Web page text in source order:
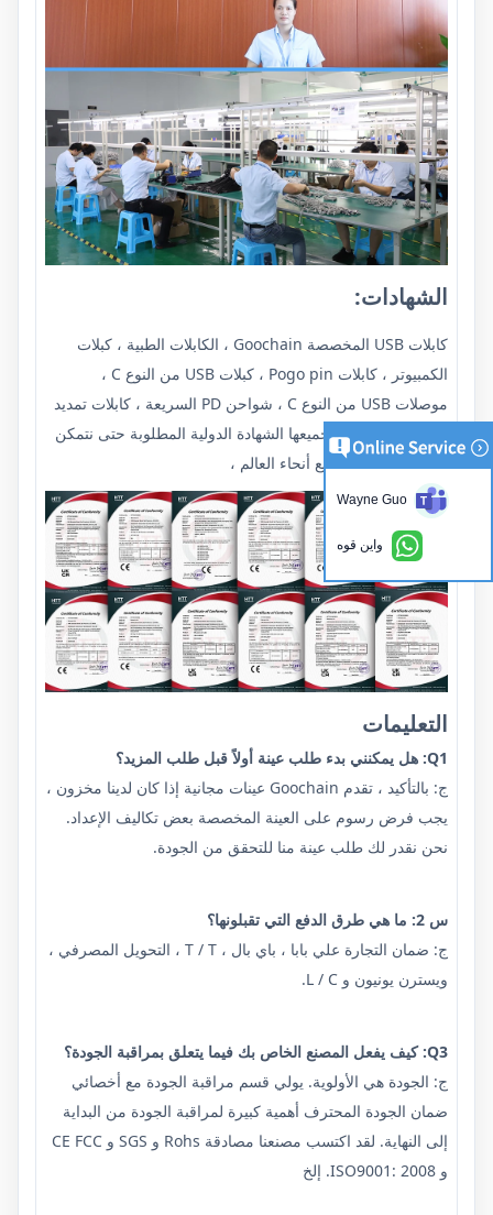
الشهادات:
كابلات USB المخصصة Goochain ، الكابلات الطبية ، كبلات
الكمبيوتر ، كابلات Pogo pin ، كبلات USB من النوع C ،
موصلات USB من النوع C ، شواحن PD السريعة ، كابلات تمديد
USB ، لقد اجتازت جميعها الشهادة الدولية المطلوبة حتى نتمكن
من التصدير في جميع أنحاء العالم ،
التعليمات
Q1: هل يمكنني بدء طلب عينة أولاً قبل طلب المزيد؟
ج: بالتأكيد ، تقدم Goochain عينات مجانية إذا كان لدينا مخزون ،
يجب فرض رسوم على العينة المخصصة بعض تكاليف الإعداد.
نحن نقدر لك طلب عينة منا للتحقق من الجودة.
س 2: ما هي طرق الدفع التي تقبلونها؟
ج: ضمان التجارة علي بابا ، باي بال ، T / T ، التحويل المصرفي ،
ويسترن يونيون و L / C.
Q3: كيف يفعل المصنع الخاص بك فيما يتعلق بمراقبة الجودة؟
ج: الجودة هي الأولوية. يولي قسم مراقبة الجودة مع أخصائي
ضمان الجودة المحترف أهمية كبيرة لمراقبة الجودة من البداية
إلى النهاية. لقد اكتسب مصنعنا مصادقة Rohs و SGS و CE FCC
و ISO9001: 2008. إلخ
Wayne Guo
واين قوه